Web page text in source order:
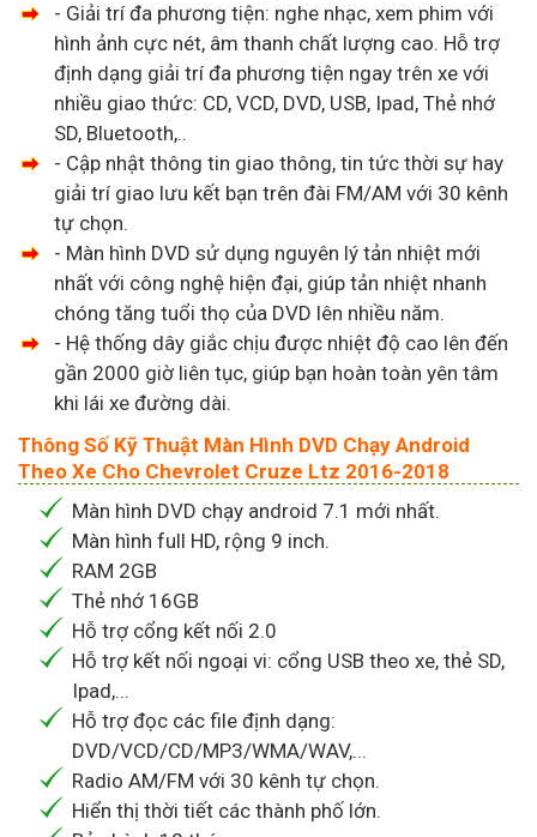
- Giải trí đa phương tiện: nghe nhạc, xem phim với
hình ảnh cực nét, âm thanh chất lượng cao. Hỗ trợ
định dạng giải trí đa phương tiện ngay trên xe với
nhiều giao thức: CD, VCD, DVD, USB, Ipad, Thẻ nhớ
SD, Bluetooth,..
- Cập nhật thông tin giao thông, tin tức thời sự hay
giải trí giao lưu kết bạn trên đài FM/AM với 30 kênh
tự chọn.
- Màn hình DVD sử dụng nguyên lý tản nhiệt mới
nhất với công nghệ hiện đại, giúp tản nhiệt nhanh
chóng tăng tuổi thọ của DVD lên nhiều năm.
- Hệ thống dây giắc chịu được nhiệt độ cao lên đến
gần 2000 giờ liên tục, giúp bạn hoàn toàn yên tâm
khi lái xe đường dài.
Thông Số Kỹ Thuật Màn Hình DVD Chạy Android
Theo Xe Cho Chevrolet Cruze Ltz 2016-2018
Màn hình DVD chạy android 7.1 mới nhất.
Màn hình full HD, rộng 9 inch.
RAM 2GB
Thẻ nhớ 16GB
Hỗ trợ cổng kết nối 2.0
Hỗ trợ kết nối ngoại vi: cổng USB theo xe, thẻ SD,
Ipad,...
Hỗ trợ đọc các file định dạng:
DVD/VCD/CD/MP3/WMA/WAV,...
Radio AM/FM với 30 kênh tự chọn.
Hiển thị thời tiết các thành phố lớn.